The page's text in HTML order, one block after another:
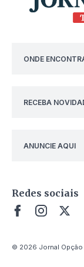
ONDE
RECEBA
ANUNCIE AQUI
Redes sociais
© 2026 Jornal